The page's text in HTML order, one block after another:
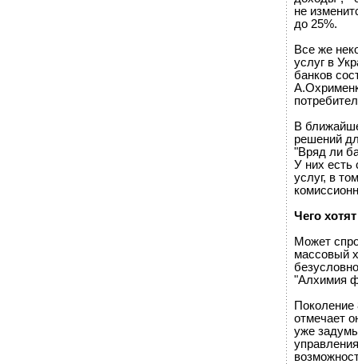
не
до 25%.
Все же
услуг в
банков
В
решений
"Вряд ли
У них есть
услуг, в
Чего
Может
массовый
"Алхимия
Поколение
отмечает
уже